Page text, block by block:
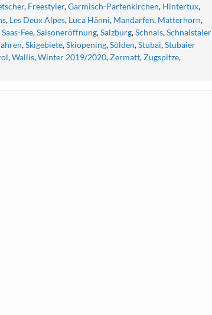
, Freestyler,Garmisch-Partenkirchen, Hintertux,
, Les Deux Alpes, Luca Hänni, Mandarfen, Matterhorn,
Saas-Fee,Saisoneröffnung,Salzburg,Schnals,Schnalstaler
,Skigebiete,Skiopening,Sölden,Stubai,Stubaier
,Wallis,Winter 2019/2020,Zermatt,Zugspitze,